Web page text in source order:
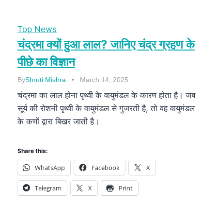
Top News
चंद्रमा क्यों हुआ लाल? जानिए चंद्र ग्रहण के
पीछे का विज्ञान
ByShruti Mishra March 14, 2025
चंद्रमा का लाल होना पृथ्वी के वायुमंडल के कारण होता है। जब
सूर्य की रोशनी पृथ्वी के वायुमंडल से गुजरती है, तो वह वायुमंडल
के कणों द्वारा बिखर जाती है।
Share this:
WhatsApp Facebook X
Telegram X Print